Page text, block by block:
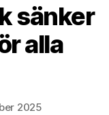
sänker
alla
2025